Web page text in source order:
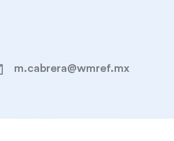
m.cabrera@wmref.mx